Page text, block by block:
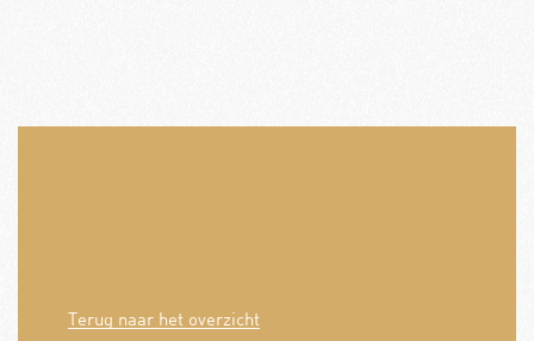
Terug naar het overzicht